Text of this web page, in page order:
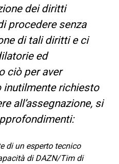
dei diritti
procedere senza
di tali diritti e ci
ed
ciò per aver
inutilmente richiesto
all’assegnazione, si
di un esperto tecnico
di DAZN/Tim di